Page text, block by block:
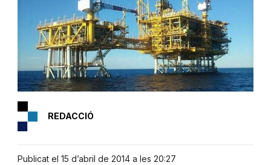
REDACCIÓ
Publicat el 15 d’abril de 2014 a les 20:27